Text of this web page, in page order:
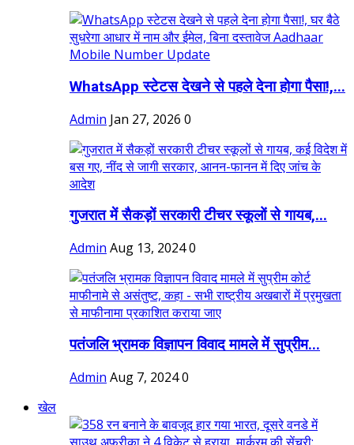
WhatsApp स्टेटस देखने से पहले देना होगा पैसा!,...
Admin Jan 27, 2026 0
गुजरात में सैकड़ों सरकारी टीचर स्कूलों से गायब,...
Admin Aug 13, 20240
पतंजलि भ्रामक विज्ञापन विवाद मामले में सुप्रीम...
Admin Aug 7, 20240
खेल